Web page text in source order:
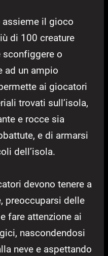
assieme il gioco
di 100 creature
sconfiggere o
ad un ampio
ai giocatori
trovati sull’isola,
e rocce sia
e di armarsi
dell’isola.
devono tenere a
preoccuparsi delle
fare attenzione ai
nascondendosi
neve e aspettando